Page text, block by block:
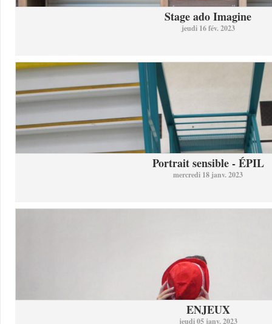
Stage ado Imagine
jeudi 16 fév. 2023
Portrait sensible - ÉPIL
mercredi 18 janv. 2023
ENJEUX
jeudi 05 janv. 2023